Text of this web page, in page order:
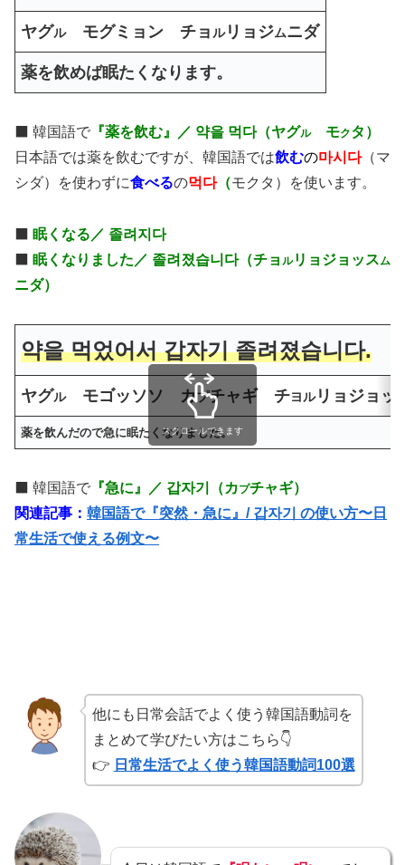
ヤグルモグミョン チョルリョジムニダ
薬を飲めば眠たくなります。
⬛️ 韓国語で 『薬を飲む』／ 약을 먹다（ヤグルモクタ）
日本語では薬を飲むですが、韓国語では飲むの마시다（マ
シダ）を使わずに食べるの먹다（モクタ）を使います。
眠くなる／ 졸려지다
眠くなりました／ 졸려졌습니다（チョ ルリョジョッスム
ニダ）
약을 먹었어서 갑자기 졸려졌습니다.
ヤグルモゴッソソ カプチャギ チヨルリョジョッ
薬を飲んだので急に眠たくなりました。
スクロールできます
⬛️ 韓国語で 『急に』／ 갑자기（カプチャギ）
関連記事： 韓国語で『突然・急に』/ 갑자기 の使い方〜日
常生活で使える例文〜
他にも日常会話でよく使う韓国語動詞を
まとめて学びたい方はこちら👇
👉 日常生活でよく使う韓国語動詞100選